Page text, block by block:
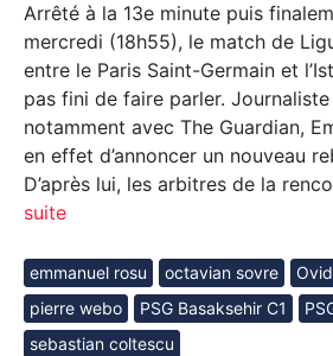
Arrêté à la 13e minute puis
mercredi (18h55), le match de
entre le Paris Saint-Germain et
pas fini de faire parler.
notamment avec The Guardian,
en effet d’annoncer un nouveau
D’après lui, les arbitres de la
suite
emmanuel rosu octavian sovre
pierre webo
PSG Basaksehir C1
sebastian coltescu